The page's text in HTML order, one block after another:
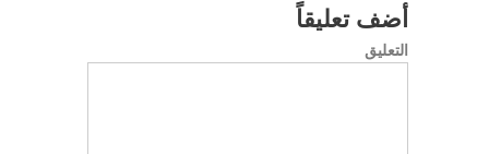
أضف تعليقاً
التعليق